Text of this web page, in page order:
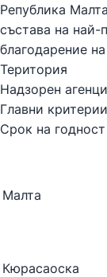
Република
състава на най-
благодарение
Територия
Надзорен
Главни критерии
Срок на годност
Малта
Кюрасаоска